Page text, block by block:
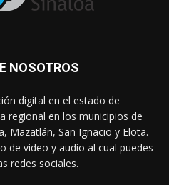
NOSOTROS
digital en el estado de
regional en los municipios de
Mazatlán, San Ignacio y Elota.
de video y audio al cual puedes
redes sociales.